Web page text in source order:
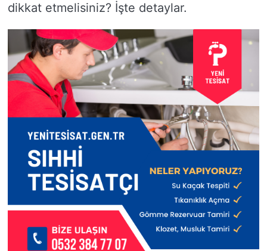
dikkat etmelisiniz? İşte detaylar.